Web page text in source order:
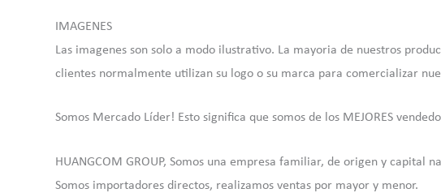
IMAGENES
Las imagenes son solo a modo ilustrativo. La mayoria de nuestros
clientes normalmente utilizan su logo o su marca para comercializar
Somos Mercado Líder! Esto significa que somos de los MEJORES
HUANGCOM GROUP, Somos una empresa familiar, de origen y capital
Somos importadores directos, realizamos ventas por mayor y menor.